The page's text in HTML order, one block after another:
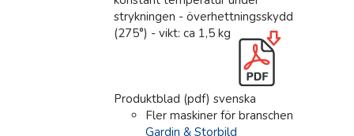
strykningen - överhettningsskydd
(275°) - vikt: ca 1,5 kg
Produktblad (pdf) svenska
Fler maskiner för branschen
Gardin & Storbild